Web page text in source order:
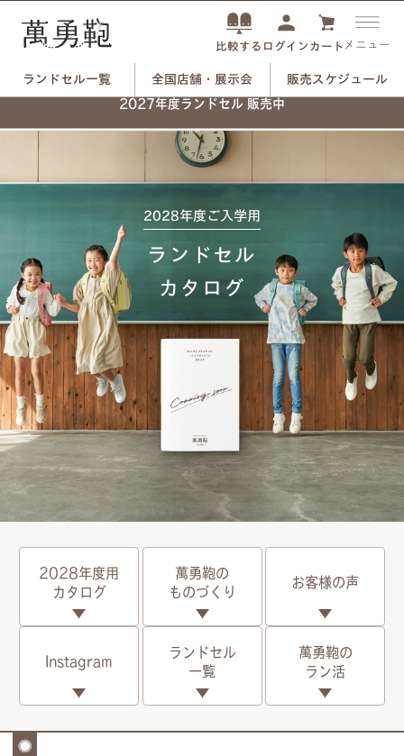
比較する ログイン カート メニュー
販売スケジュール
ランドセル一覧
全国店舗・展示会
2027年度ランドセル 販売中
2028年度ご入学用
ランドセル
カタログ
2028年度用
カタログ
萬勇鞄の
ものづくり
お客様の声
Instagram
ランドセル
⼀覧
萬勇鞄の
ラン活